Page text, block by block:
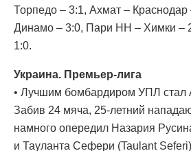
Торпедо – 3:1, Ахмат – Краснодар
Динамо – 3:0, Пари НН – Химки –
1:0.
Украина. Премьер-лига
• Лучшим бомбардиром УПЛ стал
Забив 24 мяча, 25-летний
намного опередил Назария
и Тауланта Сефери (Taulant